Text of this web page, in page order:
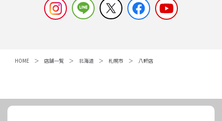
HOME 店舗一覧 北海道 札幌市 八軒店